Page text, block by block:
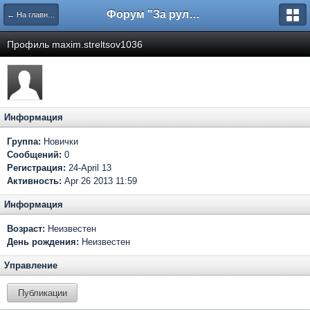
← На главную Форум "За рулем"
Профиль maxim.streltsov1036
Информация
Группа: Новички
Сообщений: 0
Регистрация: 24-April 13
Активность: Apr 26 2013 11:59
Информация
Возраст: Неизвестен
День рождения: Неизвестен
Управление
Публикации